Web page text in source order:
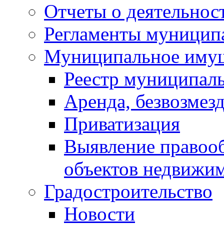
Отчеты о
Регламенты
Муниципальное
Реестр
Аренда,
Приватизация
Выявление
объектов
Градостроительство
Новости